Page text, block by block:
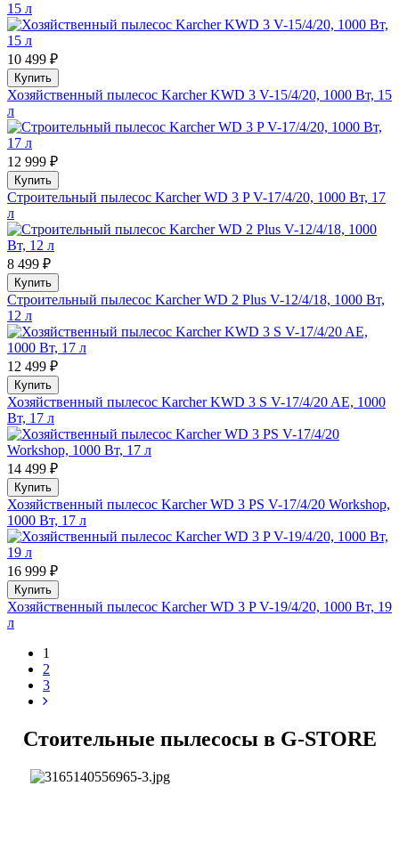
15 л
10 499 ₽
Купить
Хозяйственный пылесос Karcher KWD 3 V-15/4/20, 1000 Вт, 15
л
12 999 ₽
Купить
Строительный пылесос Karcher WD 3 P V-17/4/20, 1000 Вт, 17
л
8 499 ₽
Купить
Строительный пылесос Karcher WD 2 Plus V-12/4/18, 1000 Вт,
12 л
12 499 ₽
Купить
Хозяйственный пылесос Karcher KWD 3 S V-17/4/20 AE, 1000
Вт, 17 л
14 499 ₽
Купить
Хозяйственный пылесос Karcher WD 3 PS V-17/4/20 Workshop,
1000 Вт, 17 л
16 999 ₽
Купить
Хозяйственный пылесос Karcher WD 3 P V-19/4/20, 1000 Вт, 19
л
1
2
3
Стоительные пылесосы в G-STORE